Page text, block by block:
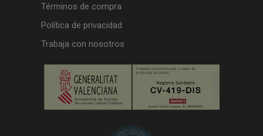
Términos de compra
Política de privacidad
Trabaja con nosotros